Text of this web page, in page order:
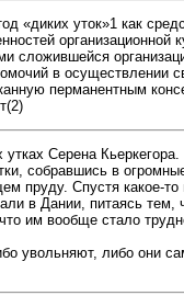
«диких уток»1 как
организационной
сложившейся
в осуществлении
перманентным
Серена
собравшись в
пруду. Спустя какое-то
в Дании, питаясь
им вообще стало
увольняют, либо они